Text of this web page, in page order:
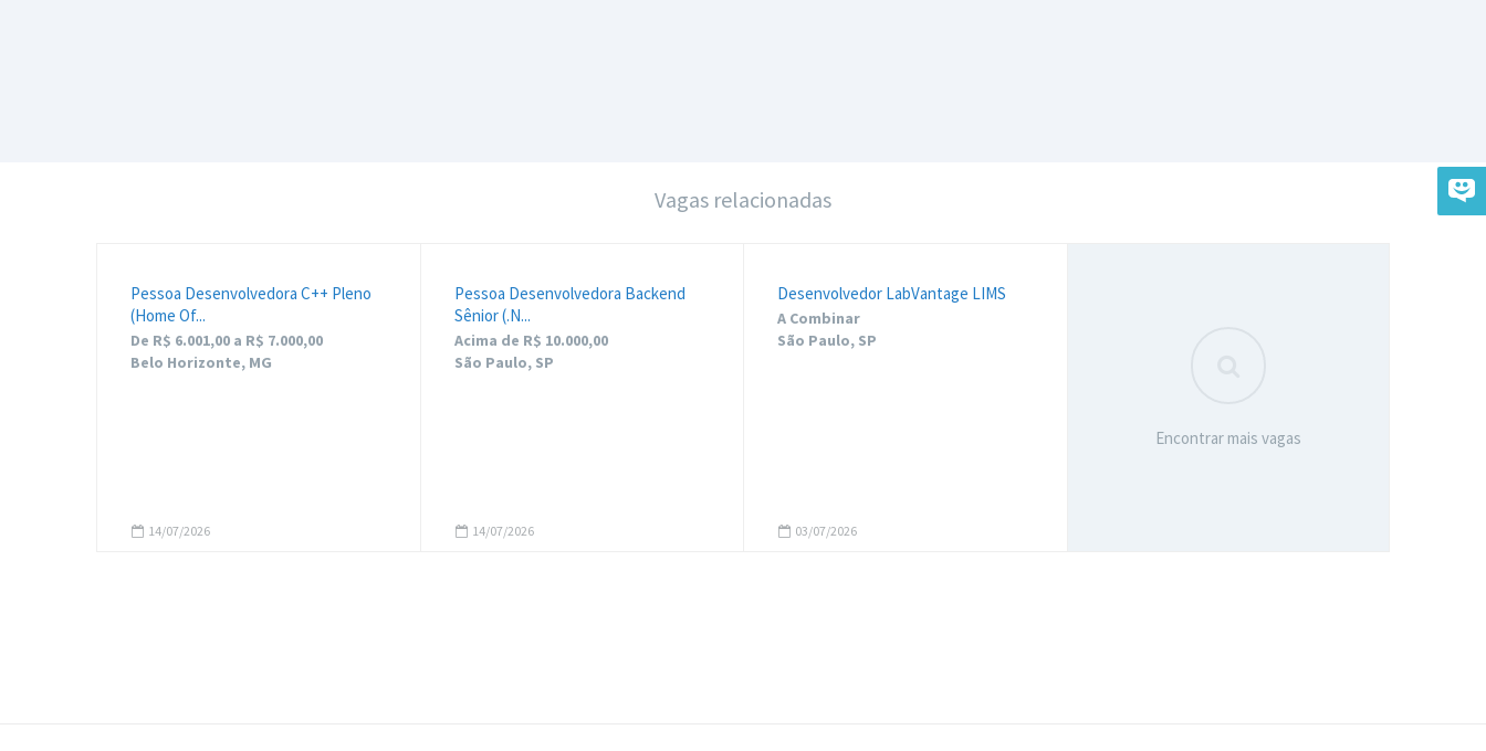
Vagas relacionadas
Pessoa Desenvolvedora C++ Pleno
(Home Of...
De R$ 6.001,00 a R$ 7.000,00
Belo Horizonte, MG
14/07/2026
Pessoa Desenvolvedora Backend
Sênior (.N...
Acima de R$ 10.000,00
São Paulo, SP
14/07/2026
Desenvolvedor LabVantage LIMS
A Combinar
São Paulo, SP
03/07/2026
Encontrar mais vagas